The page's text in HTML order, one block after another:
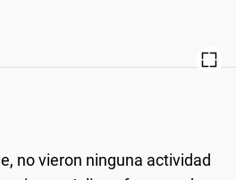
no vieron ninguna actividad